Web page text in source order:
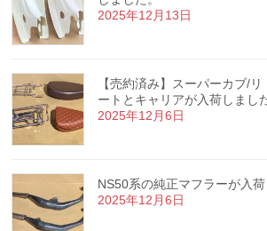
2025年12月13日
【売約済み】スーパーカブ/
ートとキャリアが入荷しまし
2025年12月6日
NS50系の純正マフラーが入荷
2025年12月6日